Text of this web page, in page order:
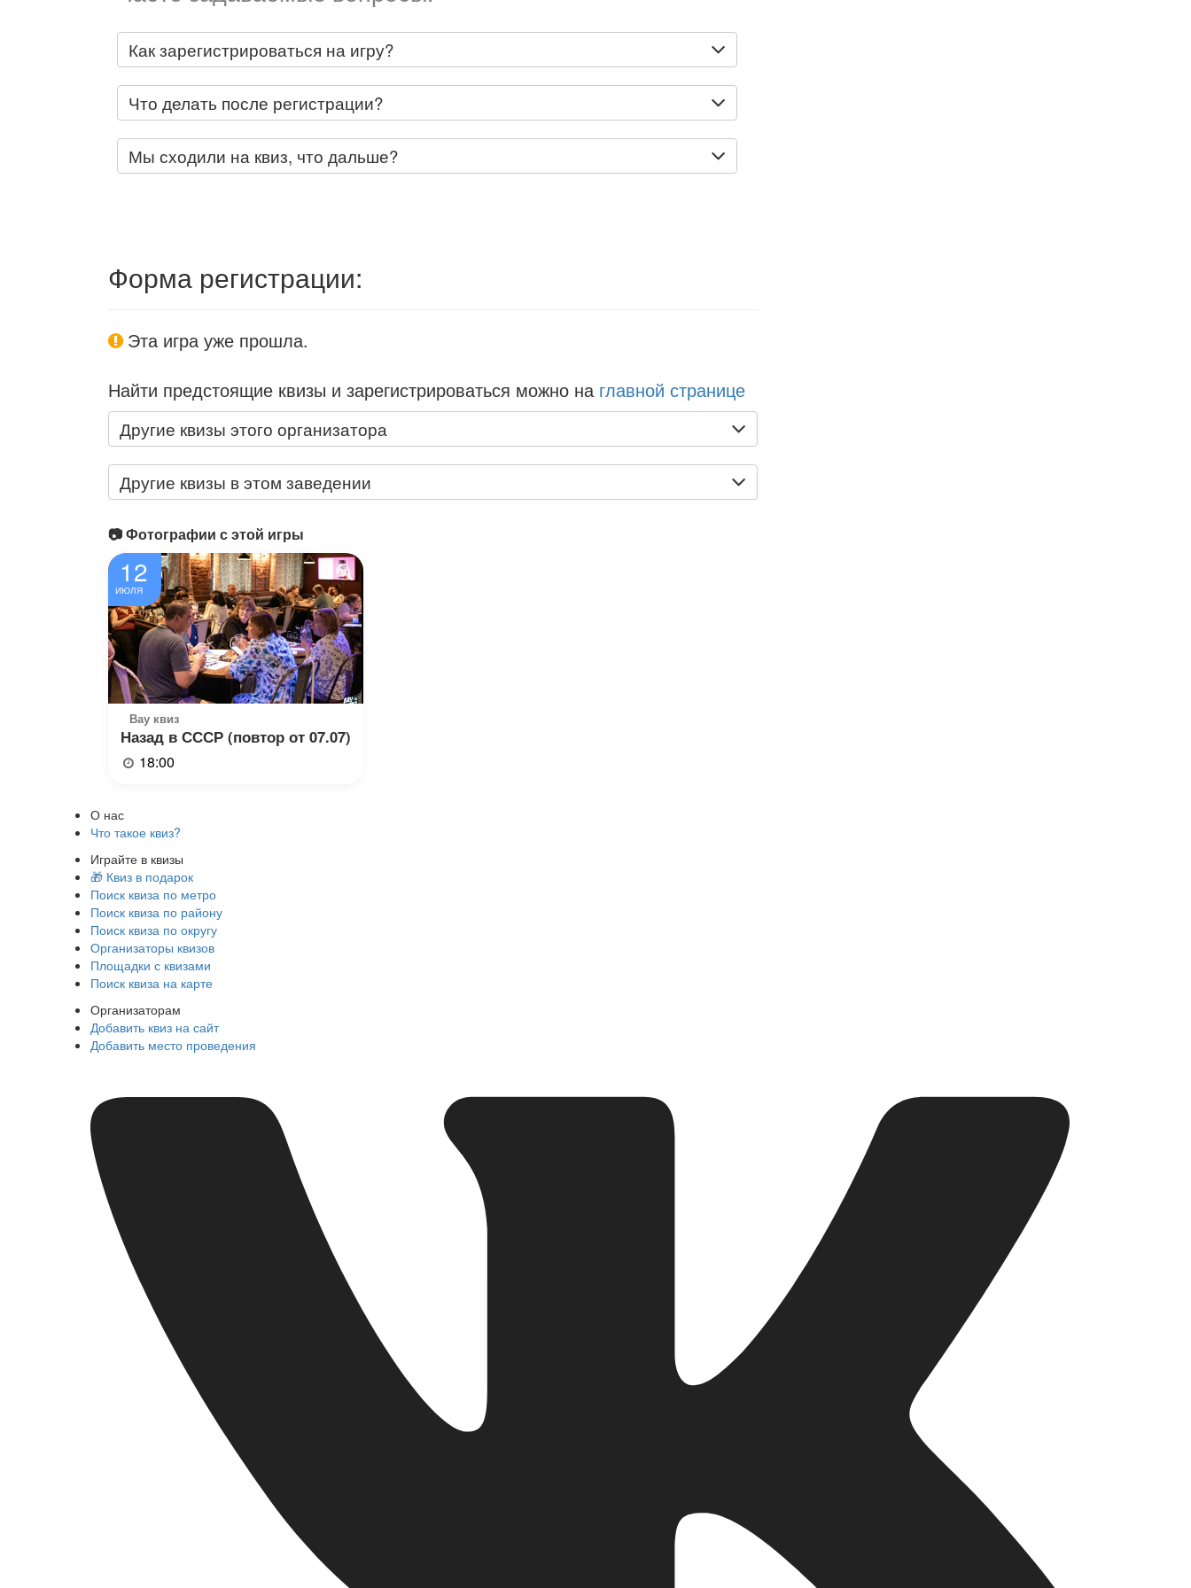
Как зарегистрироваться на игру?
Что делать после регистрации?
Мы сходили на квиз, что дальше?
Форма регистрации:
Эта игра уже прошла.
Найти предстоящие квизы и зарегистрироваться можно на главной странице
Другие квизы этого организатора
Другие квизы в этом заведении
📷 Фотографии с этой игры
12
ИЮЛЯ
Вау квиз
Назад в СССР (повтор от 07.07)
18:00
О нас
Что такое квиз?
Играйте в квизы
🎁 Квиз в подарок
Поиск квиза по метро
Поиск квиза по району
Поиск квиза по округу
Организаторы квизов
Площадки с квизами
Поиск квиза на карте
Организаторам
Добавить квиз на сайт
Добавить место проведения